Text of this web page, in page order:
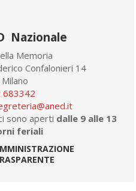
Nazionale
Memoria
Confalonieri 14
683342
sono aperti dalle 9 alle 13
feriali